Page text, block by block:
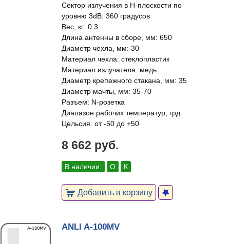
Сектор излучения в H-плоскости по
уровню 3dB: 360 градусов
Вес, кг: 0.3
Длина антенны в сборе, мм: 650
Диаметр чехла, мм: 30
Материал чехла: стеклопластик
Материал излучателя: медь
Диаметр крепежного стакана, мм: 35
Диаметр мачты, мм: 35-70
Разъем: N-розетка
Диапазон рабочих температур, грд.
Цельсия: от -50 до +50
8 662 руб.
В наличии: О К
Добавить в корзину
ANLI A-100MV